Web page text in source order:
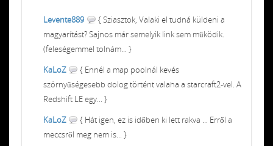
Levente889
{ Sziasztok, Valaki el tudná küldeni a
magyarítást? Sajnos már semelyik link sem működik.
(feleségemmel tolnám... }
KaLoZ
{ Ennél a map poolnál kevés
szörnyűségesebb dolog történt valaha a starcraft2-vel. A
Redshift LE egy... }
KaLoZ
{ Hát igen, ez is időben ki lett rakva ... Erről a
meccsről meg nem is... }